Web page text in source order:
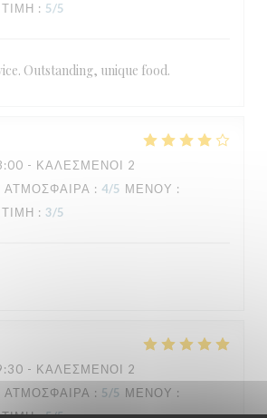
: 5/5
Outstanding, unique food.
- ΚΑΛΕΣΜΈΝΟΙ 2
ΑΤΜΌΣΦΑΙΡΑ : 4/5 ΜΕΝΟΎ :
: 3/5
- ΚΑΛΕΣΜΈΝΟΙ 2
ΑΤΜΌΣΦΑΙΡΑ : 5/5 ΜΕΝΟΎ :